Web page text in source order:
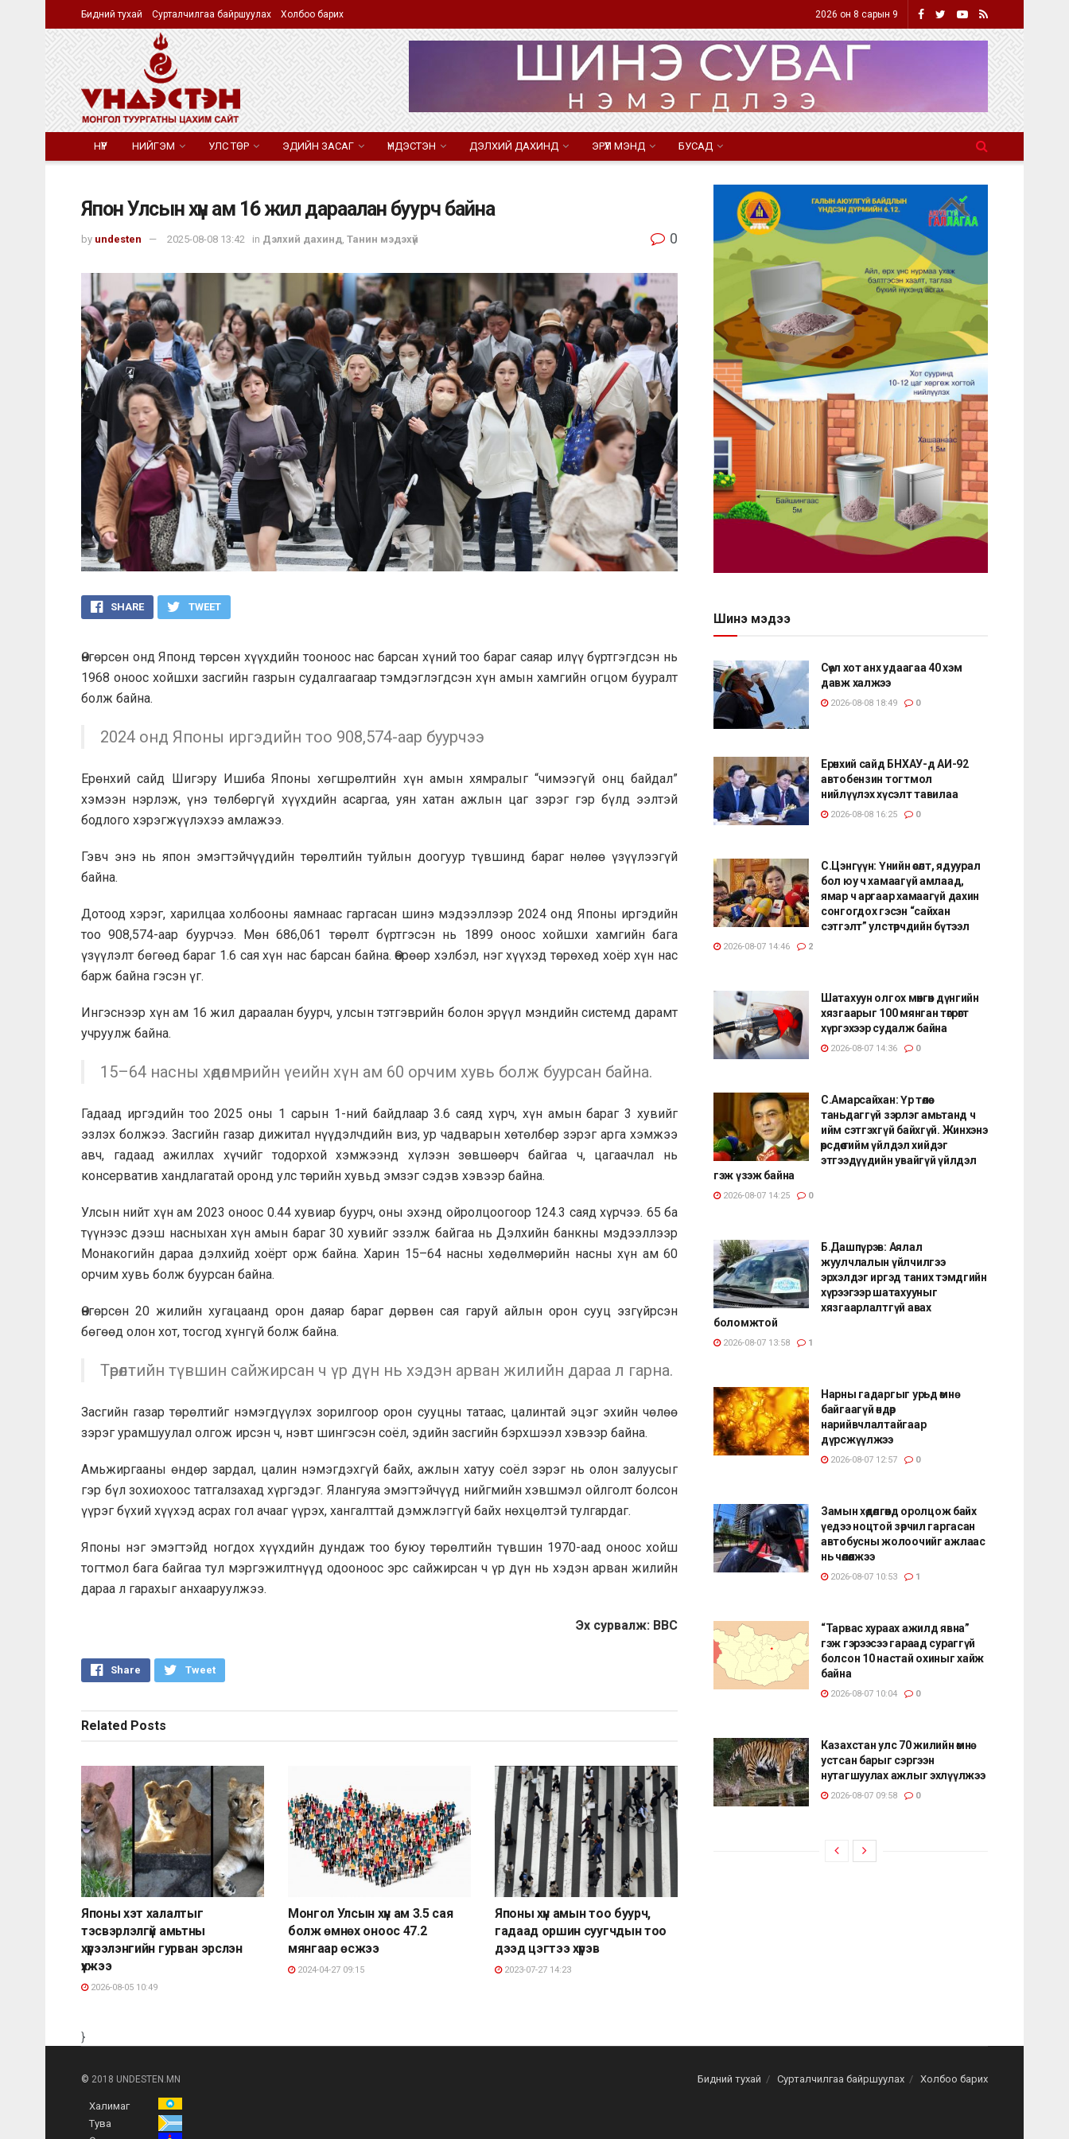
Бидний тухай Сурталчилгаа байршуулах Холбоо барих 2026 он 8 сарын 9
НҮҮР НИЙГЭМ УЛС ТӨР ЭДИЙН ЗАСАГ ҮНДЭСТЭН ДЭЛХИЙ ДАХИНД ЭРҮҮЛ МЭНД БУСАД
Япон Улсын хүн ам 16 жил дараалан буурч байна
by undesten 2025-08-08 13:42 in Дэлхий дахинд, Танин мэдэхүй 0
SHARE TWEET
Өнгөрсөн онд Японд төрсөн хүүхдийн тооноос нас барсан хүний тоо бараг саяар илүү бүртгэгдсэн нь
1968 оноос хойшхи засгийн газрын судалгаагаар тэмдэглэгдсэн хүн амын хамгийн огцом бууралт
болж байна.
2024 онд Японы иргэдийн тоо 908,574-аар буурчээ
Ерөнхий сайд Шигэру Ишиба Японы хөгшрөлтийн хүн амын хямралыг “чимээгүй онц байдал”
хэмээн нэрлэж, үнэ төлбөргүй хүүхдийн асаргаа, уян хатан ажлын цаг зэрэг гэр бүлд ээлтэй
бодлого хэрэгжүүлэхээ амлажээ.
Гэвч энэ нь япон эмэгтэйчүүдийн төрөлтийн туйлын доогуур түвшинд бараг нөлөө үзүүлээгүй
байна.
Дотоод хэрэг, харилцаа холбооны яамнаас гаргасан шинэ мэдээллээр 2024 онд Японы иргэдийн
тоо 908,574-аар буурчээ. Мөн 686,061 төрөлт бүртгэсэн нь 1899 оноос хойшхи хамгийн бага
үзүүлэлт бөгөөд бараг 1.6 сая хүн нас барсан байна. Өөрөөр хэлбэл, нэг хүүхэд төрөхөд хоёр хүн нас
барж байна гэсэн үг.
Ингэснээр хүн ам 16 жил дараалан буурч, улсын тэтгэврийн болон эрүүл мэндийн системд дарамт
учруулж байна.
15–64 насны хөдөлмөрийн үеийн хүн ам 60 орчим хувь болж буурсан байна.
Гадаад иргэдийн тоо 2025 оны 1 сарын 1-ний байдлаар 3.6 саяд хүрч, хүн амын бараг 3 хувийг
эзлэх болжээ. Засгийн газар дижитал нүүдэлчдийн виз, ур чадварын хөтөлбөр зэрэг арга хэмжээ
авч, гадаад ажиллах хүчийг тодорхой хэмжээнд хүлээн зөвшөөрч байгаа ч, цагаачлал нь
консерватив хандлагатай оронд улс төрийн хувьд эмзэг сэдэв хэвээр байна.
Улсын нийт хүн ам 2023 оноос 0.44 хувиар буурч, оны эхэнд ойролцоогоор 124.3 саяд хүрчээ. 65 ба
түүнээс дээш насныхан хүн амын бараг 30 хувийг эзэлж байгаа нь Дэлхийн банкны мэдээллээр
Монакогийн дараа дэлхийд хоёрт орж байна. Харин 15–64 насны хөдөлмөрийн насны хүн ам 60
орчим хувь болж буурсан байна.
Өнгөрсөн 20 жилийн хугацаанд орон даяар бараг дөрвөн сая гаруй айлын орон сууц эзгүйрсэн
бөгөөд олон хот, тосгод хүнгүй болж байна.
Төрөлтийн түвшин сайжирсан ч үр дүн нь хэдэн арван жилийн дараа л гарна.
Засгийн газар төрөлтийг нэмэгдүүлэх зорилгоор орон сууцны татаас, цалинтай эцэг эхийн чөлөө
зэрэг урамшуулал олгож ирсэн ч, нэвт шингэсэн соёл, эдийн засгийн бэрхшээл хэвээр байна.
Амьжиргааны өндөр зардал, цалин нэмэгдэхгүй байх, ажлын хатуу соёл зэрэг нь олон залуусыг
гэр бүл зохиохоос татгалзахад хүргэдэг. Ялангуяа эмэгтэйчүүд нийгмийн хэвшмэл ойлголт болсон
үүрэг бүхий хүүхэд асрах гол ачааг үүрэх, хангалттай дэмжлэггүй байх нөхцөлтэй тулгардаг.
Японы нэг эмэгтэйд ногдох хүүхдийн дундаж тоо буюу төрөлтийн түвшин 1970-аад оноос хойш
тогтмол бага байгаа тул мэргэжилтнүүд одооноос эрс сайжирсан ч үр дүн нь хэдэн арван жилийн
дараа л гарахыг анхааруулжээ.
Эх сурвалж: BBC
Share Tweet
Related Posts
Японы хэт халалтыг
тэсвэрлэлгүй амьтны
хүрээлэнгийн гурван эрслэн
үхжээ
2026-08-05 10:49
Монгол Улсын хүн ам 3.5 сая
болж өмнөх оноос 47.2
мянгаар өсжээ
2024-04-27 09:15
Японы хүн амын тоо буурч,
гадаад оршин суугчдын тоо
дээд цэгтээ хүрэв
2023-07-27 14:23
}
Шинэ мэдээ
Сөүл хот анх удаагаа 40 хэм
давж халжээ
2026-08-08 18:49 0
Ерөнхий сайд БНХАУ-д АИ-92
автобензин тогтмол
нийлүүлэх хүсэлт тавилаа
2026-08-08 16:25 0
С.Цэнгүүн: Үнийн өсөлт, ядуурал
бол юу ч хамаагүй амлаад,
ямар ч аргаар хамаагүй дахин
сонгогдох гэсэн “сайхан
сэтгэлт” улстөрчдийн бүтээл
2026-08-07 14:46 2
Шатахуун олгох мөнгөн дүнгийн
хязгаарыг 100 мянган төгрөгт
хүргэхээр судалж байна
2026-08-07 14:36 0
С.Амарсайхан: Үр төлөө
таньдаггүй зэрлэг амьтанд ч
ийм сэтгэхгүй байхгүй. Жинхэнэ
өөрсдөө тийм үйлдэл хийдэг
этгээдүүдийн увайгүй үйлдэл
гэж үзэж байна
2026-08-07 14:25 0
Б.Дашпүрэв: Аялал
жуулчлалын үйлчилгээ
эрхэлдэг иргэд таних тэмдгийн
хүрээгээр шатахууныг
хязгаарлалтгүй авах
боломжтой
2026-08-07 13:58 1
Нарны гадаргыг урьд өмнө
байгаагүй өндөр
нарийвчлалтайгаар
дүрсжүүлжээ
2026-08-07 12:57 0
Замын хөдөлгөөнд оролцож байх
үедээ ноцтой зөрчил гаргасан
автобусны жолоочийг ажлаас
нь чөлөөлжээ
2026-08-07 10:53 1
“Тарвас хураах ажилд явна”
гэж гэрээсээ гараад сураггүй
болсон 10 настай охиныг хайж
байна
2026-08-07 10:04 0
Казахстан улс 70 жилийн өмнө
устсан барыг сэргээн
нутагшуулах ажлыг эхлүүлжээ
2026-08-07 09:58 0
Бидний тухай Сурталчилгаа байршуулах Холбоо барих
© 2018 UNDESTEN.MN
Халимаг
Тува